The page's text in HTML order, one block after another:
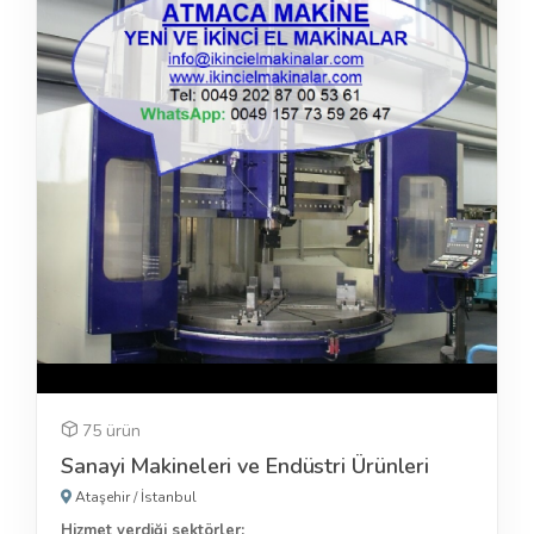
75 ürün
Sanayi Makineleri ve Endüstri Ürünleri
Ataşehir/İstanbul